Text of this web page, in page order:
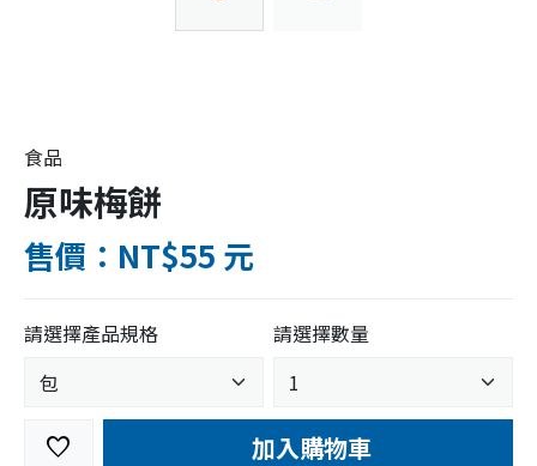
食品
原味梅餅
售價：NT$55 元
請選擇產品規格 請選擇數量
favorite 加入購物車